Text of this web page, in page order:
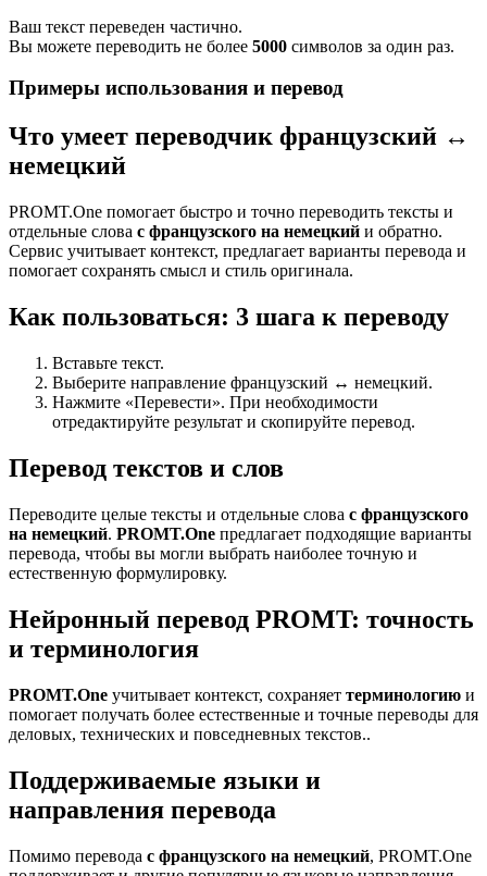
Ваш текст переведен частично.
Вы можете переводить не более 5000 символов за один раз.
Примеры использования и перевод
Что умеет переводчик французский ↔
немецкий
PROMT.One помогает быстро и точно переводить тексты и
отдельные слова с французского на немецкий и обратно.
Сервис учитывает контекст, предлагает варианты перевода и
помогает сохранять смысл и стиль оригинала.
Как пользоваться: 3 шага к переводу
Вставьте текст.
Выберите направление французский ↔ немецкий.
Нажмите «Перевести». При необходимости
отредактируйте результат и скопируйте перевод.
Перевод текстов и слов
Переводите целые тексты и отдельные слова с французского
на немецкий. PROMT.One предлагает подходящие варианты
перевода, чтобы вы могли выбрать наиболее точную и
естественную формулировку.
Нейронный перевод PROMT: точность
и терминология
PROMT.One учитывает контекст, сохраняет терминологию и
помогает получать более естественные и точные переводы для
деловых, технических и повседневных текстов..
Поддерживаемые языки и
направления перевода
Помимо перевода с французского на немецкий, PROMT.One